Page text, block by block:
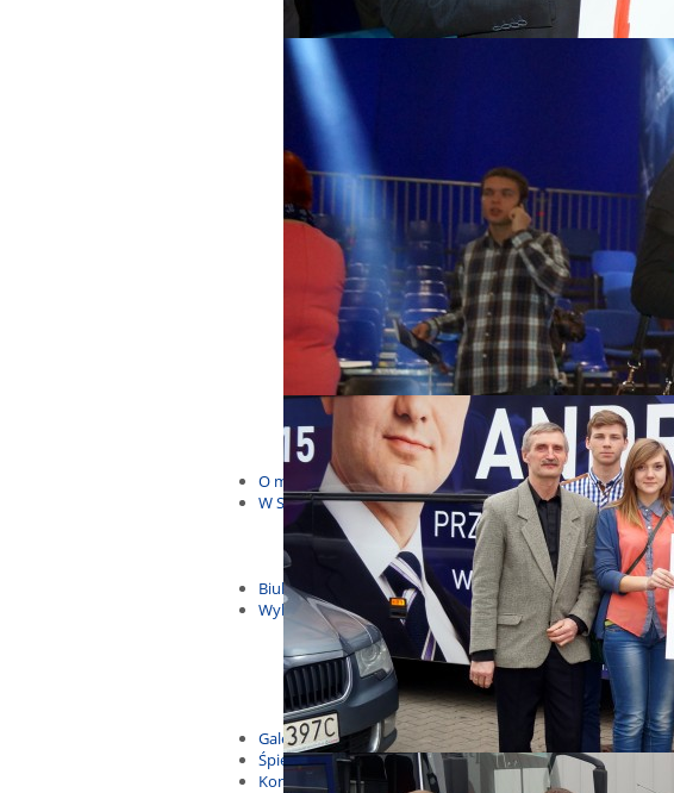
Wizyty w Parlamencie i Ministerstwach
Spotkania i debaty, PROTESTY, MARSZE
Debaty i spotkania 2017
Konkursy 2014
Różne
Praca w kampanii
Sejmowe
Budżet Obywatelski 2021
Dla dzieci i młodzieży
Msze, marsze i wiece
KOLONIE 2022
Wybory samorządowe 2018
Dożynki 2014
EUROWYBORY 2019
Debaty i spotkania 2016
Debaty i spotkania 2019
wybory
Kolonie Stegna 2020
Spotkanie w Bronowie
WYJAZDY
O mnie
W Sejmie
Patroni Roku 2016
Św. Jan Paweł II Patronem Roku 2015
10.04.2014 - Czwarta Roczniica Katastrofy Smoleńskiej
Biuletyny
Wybory
Wybory samorządowe
Wybory parlamentarne
Wybory do Parlamentu Europejskiego
Wybory prezydenckie 2020
Wybory 2014
Galeria
Śpiewnik
Kontakt